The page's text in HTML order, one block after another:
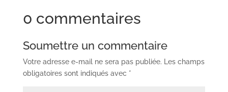
0 commentaires
Soumettre un commentaire
Votre adresse e-mail ne sera pas publiée. Les champs
obligatoires sont indiqués avec *